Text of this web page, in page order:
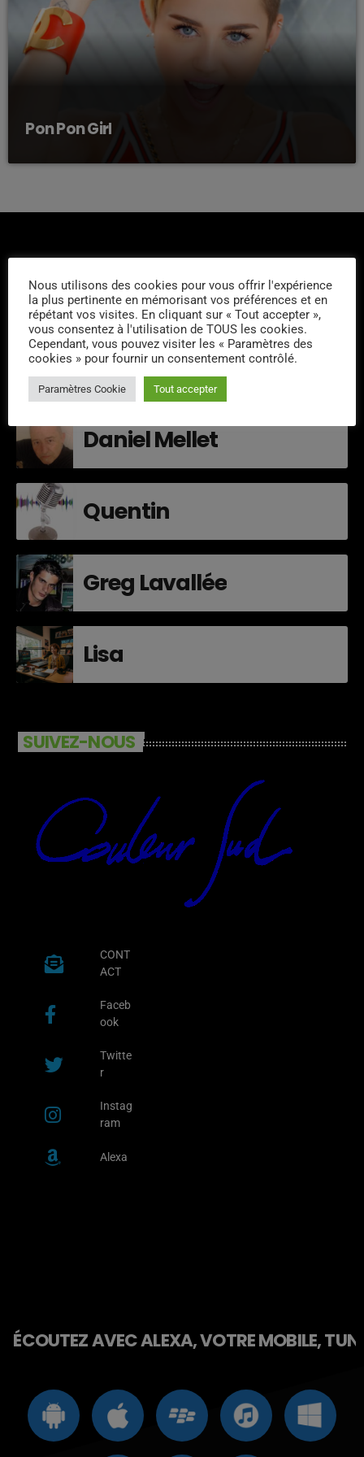
Pon Pon Girl
L'ÉQUIPE
Cristobal
Daniel Mellet
Quentin
Greg Lavallée
Lisa
SUIVEZ-NOUS
CONT
ACT
Faceb
ook
Twitte
r
Instag
ram
Alexa
ÉCOUTEZ AVEC ALEXA, VOTRE MOBILE,
Nous utilisons des cookies pour vous offrir l'expérience
la plus pertinente en mémorisant vos préférences et en
répétant vos visites. En cliquant sur « Tout accepter »,
vous consentez à l'utilisation de TOUS les cookies.
Cependant, vous pouvez visiter les « Paramètres des
cookies » pour fournir un consentement contrôlé.
Paramètres Cookie Tout accepter